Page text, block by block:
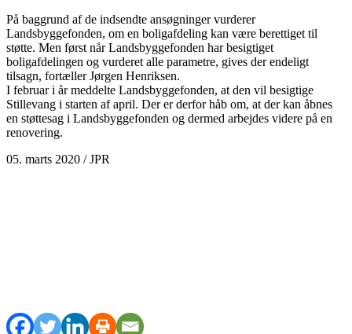
På baggrund af de indsendte ansøgninger vurderer
Landsbyggefonden, om en boligafdeling kan være berettiget til
støtte. Men først når Landsbyggefonden har besigtiget
boligafdelingen og vurderet alle parametre, gives der endeligt
tilsagn, fortæller Jørgen Henriksen.
I februar i år meddelte Landsbyggefonden, at den vil besigtige
Stillevang i starten af april. Der er derfor håb om, at der kan åbnes
en støttesag i Landsbyggefonden og dermed arbejdes videre på en
renovering.
05. marts 2020 / JPR